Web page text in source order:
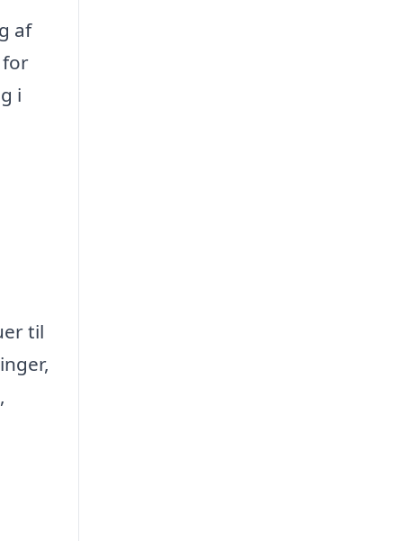
af
for
i
til